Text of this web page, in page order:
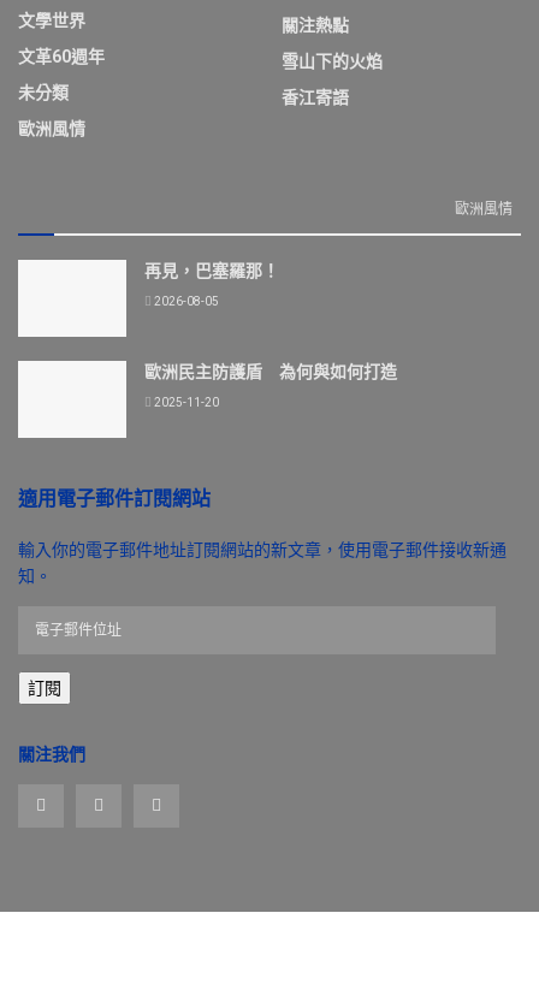
文學世界
文革60週年
未分類
歐洲風情
關注熱點
雪山下的火焰
香江寄語
歐洲風情
再見，巴塞羅那！
2026-08-05
歐洲民主防護盾 為何與如何打造
2025-11-20
適用電子郵件訂閱網站
輸入你的電子郵件地址訂閱網站的新文章，使用電子郵件接收新通
知。
郵
件
址
訂閱
關注我們